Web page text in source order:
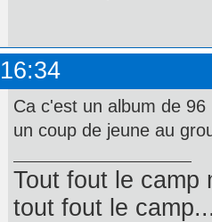
Ca c'est un album de
un coup de jeune au
Tout fout le camp
tout fout le